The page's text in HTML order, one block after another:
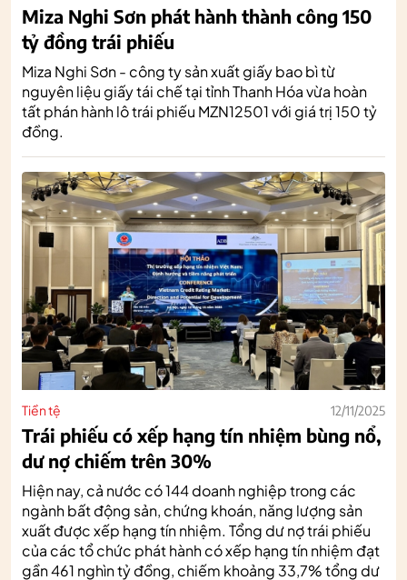
Miza Nghi Sơn phát hành thành công 150
tỷ đồng trái phiếu
Miza Nghi Sơn - công ty sản xuất giấy bao bì từ
nguyên liệu giấy tái chế tại tỉnh Thanh Hóa vừa hoàn
tất phán hành lô trái phiếu MZN12501 với giá trị 150 tỷ
đồng.
Tiền tệ 12/11/2025
Trái phiếu có xếp hạng tín nhiệm bùng nổ,
dư nợ chiếm trên 30%
Hiện nay, cả nước có 144 doanh nghiệp trong các
ngành bất động sản, chứng khoán, năng lượng sản
xuất được xếp hạng tín nhiệm. Tổng dư nợ trái phiếu
của các tổ chức phát hành có xếp hạng tín nhiệm đạt
gần 461 nghìn tỷ đồng, chiếm khoảng 33,7% tổng dư